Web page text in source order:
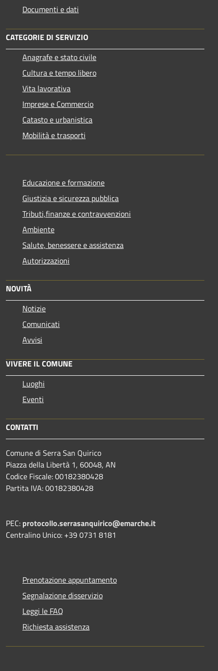
Documenti e dati
CATEGORIE DI SERVIZIO
Anagrafe e stato civile
Cultura e tempo libero
Vita lavorativa
Imprese e Commercio
Catasto e urbanistica
Mobilità e trasporti
Educazione e formazione
Giustizia e sicurezza pubblica
Tributi,finanze e contravvenzioni
Ambiente
Salute, benessere e assistenza
Autorizzazioni
NOVITÀ
Notizie
Comunicati
Avvisi
VIVERE IL COMUNE
Luoghi
Eventi
CONTATTI
Comune di Serra San Quirico
Piazza della Libertà 1, 60048, AN
Codice Fiscale: 00182380428
Partita IVA: 00182380428
PEC: protocollo.serrasanquirico@emarche.it
Centralino Unico: +39 0731 8181
Prenotazione appuntamento
Segnalazione disservizio
Leggi le FAQ
Richiesta assistenza